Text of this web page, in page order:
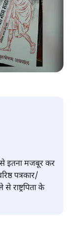
से इतना मजबूर कर
पत्रकार/
राष्ट्रपिता के